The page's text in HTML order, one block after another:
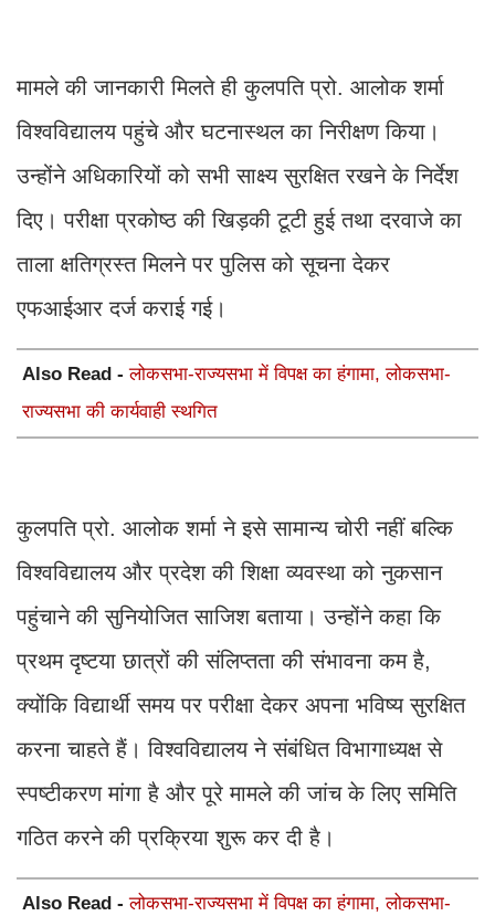
मामले की जानकारी मिलते ही कुलपति प्रो. आलोक शर्मा
विश्वविद्यालय पहुंचे और घटनास्थल का निरीक्षण किया।
उन्होंने अधिकारियों को सभी साक्ष्य सुरक्षित रखने के निर्देश
दिए। परीक्षा प्रकोष्ठ की खिड़की टूटी हुई तथा दरवाजे का
ताला क्षतिग्रस्त मिलने पर पुलिस को सूचना देकर
एफआईआर दर्ज कराई गई।
Also Read -लोकसभा-राज्यसभा में विपक्ष का हंगामा, लोकसभा-
राज्यसभा की कार्यवाही स्थगित
कुलपति प्रो. आलोक शर्मा ने इसे सामान्य चोरी नहीं बल्कि
विश्वविद्यालय और प्रदेश की शिक्षा व्यवस्था को नुकसान
पहुंचाने की सुनियोजित साजिश बताया। उन्होंने कहा कि
प्रथम दृष्टया छात्रों की संलिप्तता की संभावना कम है,
क्योंकि विद्यार्थी समय पर परीक्षा देकर अपना भविष्य सुरक्षित
करना चाहते हैं। विश्वविद्यालय ने संबंधित विभागाध्यक्ष से
स्पष्टीकरण मांगा है और पूरे मामले की जांच के लिए समिति
गठित करने की प्रक्रिया शुरू कर दी है।
Also Read -लोकसभा-राज्यसभा में विपक्ष का हंगामा, लोकसभा-